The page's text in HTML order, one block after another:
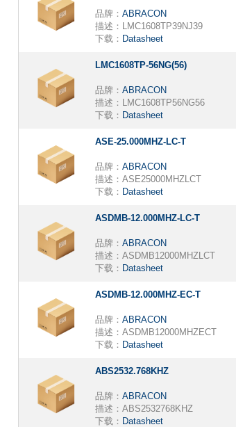
品牌： ABRACON
描述：
LMC1608TP39NJ39
下载： Datasheet
LMC1608TP-56NG(56)
品牌： ABRACON
描述：
LMC1608TP56NG56
下载： Datasheet
ASE-25.000MHZ-LC-T
品牌： ABRACON
描述： ASE25000MHZLCT
下载： Datasheet
ASDMB-12.000MHZ-LC-T
品牌： ABRACON
描述： ASDMB12000MHZLCT
下载： Datasheet
ASDMB-12.000MHZ-EC-T
品牌： ABRACON
描述： ASDMB12000MHZECT
下载： Datasheet
ABS2532.768KHZ
品牌： ABRACON
描述： ABS2532768KHZ
下载： Datasheet